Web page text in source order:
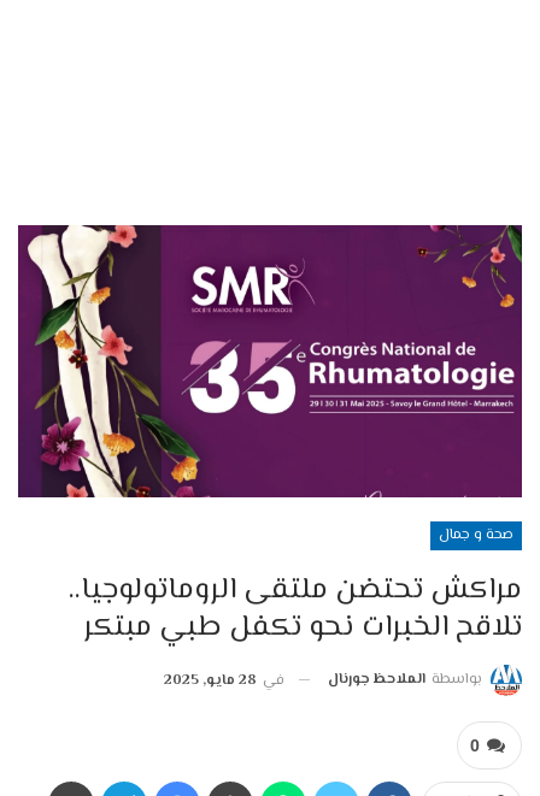
صحة و جمال
مراكش تحتضن ملتقى الروماتولوجيا..
تلاقح الخبرات نحو تكفل طبي مبتكر
بواسطة الملاحظ جورنال في 28 مايو, 2025
0